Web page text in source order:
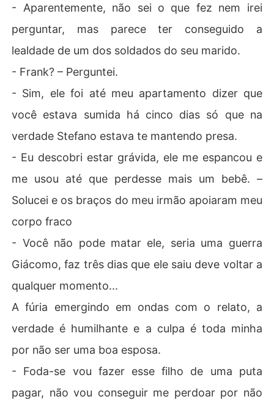
- Aparentemente, não sei o que fez nem irei
perguntar, mas parece ter conseguido a
lealdade de um dos soldados do seu marido.
- Frank? – Perguntei.
- Sim, ele foi até meu apartamento dizer que
você estava sumida há cinco dias só que na
verdade Stefano estava te mantendo presa.
- Eu descobri estar grávida, ele me espancou e
me usou até que perdesse mais um bebê. –
Solucei e os braços do meu irmão apoiaram meu
corpo fraco
- Você não pode matar ele, seria uma guerra
Giácomo, faz três dias que ele saiu deve voltar a
qualquer momento...
A fúria emergindo em ondas com o relato, a
verdade é humilhante e a culpa é toda minha
por não ser uma boa esposa.
- Foda-se vou fazer esse filho de uma puta
pagar, não vou conseguir me perdoar por não